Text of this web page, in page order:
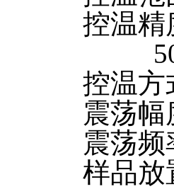
控温
控温方
震荡幅
震荡频
样品放